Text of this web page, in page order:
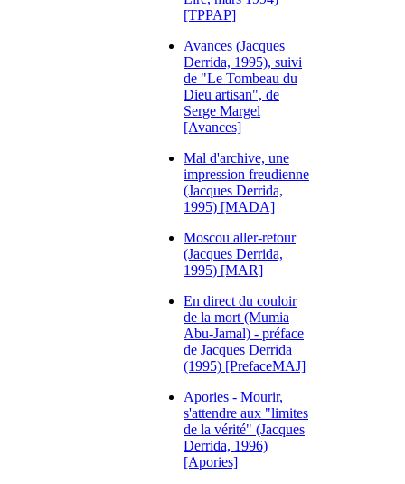
[TPPAP]
Avances (Jacques
Derrida, 1995), suivi
de "Le Tombeau du
Dieu artisan", de
Serge Margel
[Avances]
Mal d'archive, une
impression freudienne
(Jacques Derrida,
1995) [MADA]
Moscou aller-retour
(Jacques Derrida,
1995) [MAR]
En direct du couloir
de la mort (Mumia
Abu-Jamal) - préface
de Jacques Derrida
(1995) [PrefaceMAJ]
Apories - Mourir,
s'attendre aux "limites
de la vérité" (Jacques
Derrida, 1996)
[Apories]